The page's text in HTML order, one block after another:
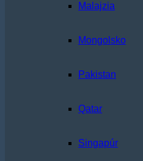
Malajzia
Mongolsko
Pakistan
Qatar
Singapúr